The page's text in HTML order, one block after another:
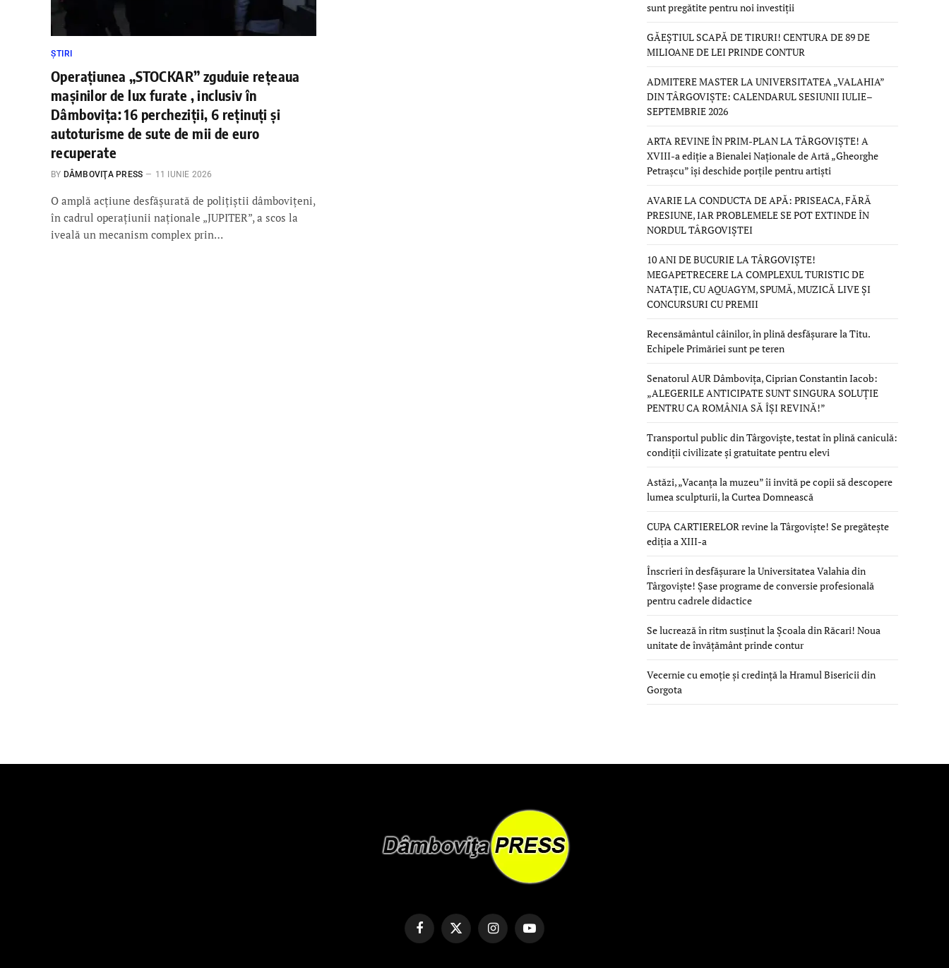
ȘTIRI
Operațiunea „STOCKAR” zguduie rețeaua
mașinilor de lux furate , inclusiv în
Dâmbovița: 16 percheziții, 6 reținuți și
autoturisme de sute de mii de euro
recuperate
BY DÂMBOVIŢA PRESS 11 IUNIE 2026
O amplă acțiune desfășurată de polițiștii dâmbovițeni,
în cadrul operațiunii naționale „JUPITER”, a scos la
iveală un mecanism complex prin…
sunt pregătite pentru noi investiții
GĂEȘTIUL SCAPĂ DE TIRURI! CENTURA DE 89 DE
MILIOANE DE LEI PRINDE CONTUR
ADMITERE MASTER LA UNIVERSITATEA „VALAHIA”
DIN TÂRGOVIȘTE: CALENDARUL SESIUNII IULIE–
SEPTEMBRIE 2026
ARTA REVINE ÎN PRIM-PLAN LA TÂRGOVIȘTE! A
XVIII-a ediție a Bienalei Naționale de Artă „Gheorghe
Petrașcu” își deschide porțile pentru artiști
AVARIE LA CONDUCTA DE APĂ: PRISEACA, FĂRĂ
PRESIUNE, IAR PROBLEMELE SE POT EXTINDE ÎN
NORDUL TÂRGOVIȘTEI
10 ANI DE BUCURIE LA TÂRGOVIȘTE!
MEGAPETRECERE LA COMPLEXUL TURISTIC DE
NATAȚIE, CU AQUAGYM, SPUMĂ, MUZICĂ LIVE ȘI
CONCURSURI CU PREMII
Recensământul câinilor, în plină desfășurare la Titu.
Echipele Primăriei sunt pe teren
Senatorul AUR Dâmbovița, Ciprian Constantin Iacob:
„ALEGERILE ANTICIPATE SUNT SINGURA SOLUȚIE
PENTRU CA ROMÂNIA SĂ ÎȘI REVINĂ!”
Transportul public din Târgoviște, testat în plină caniculă:
condiții civilizate și gratuitate pentru elevi
Astăzi, „Vacanța la muzeu” îi invită pe copii să descopere
lumea sculpturii, la Curtea Domnească
CUPA CARTIERELOR revine la Târgoviște! Se pregătește
ediția a XIII-a
Înscrieri în desfășurare la Universitatea Valahia din
Târgoviște! Șase programe de conversie profesională
pentru cadrele didactice
Se lucrează în ritm susținut la Școala din Răcari! Noua
unitate de învățământ prinde contur
Vecernie cu emoție și credință la Hramul Bisericii din
Gorgota
FacebookX
(Twitter)
InstagramYouTube